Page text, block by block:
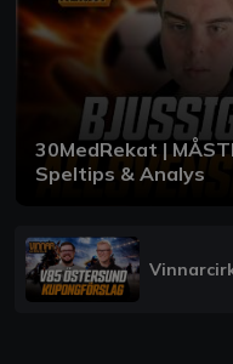
30MedRekat |
Speltips & Analys